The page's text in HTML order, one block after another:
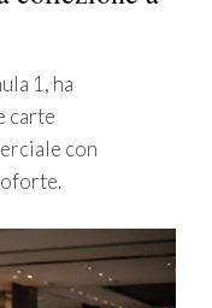
1, ha
carte
con